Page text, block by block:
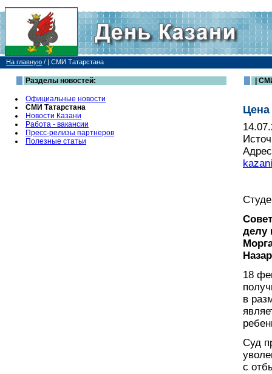
На главную / | СМИ Татарстана
Разделы новостей:
Официальные новости
СМИ Татарстана
Новости Казани
Работа - вакансии
Пресс-релизы партнеров
Полезные статьи
|
Цена
kazani
делу
18
в
Суд
с